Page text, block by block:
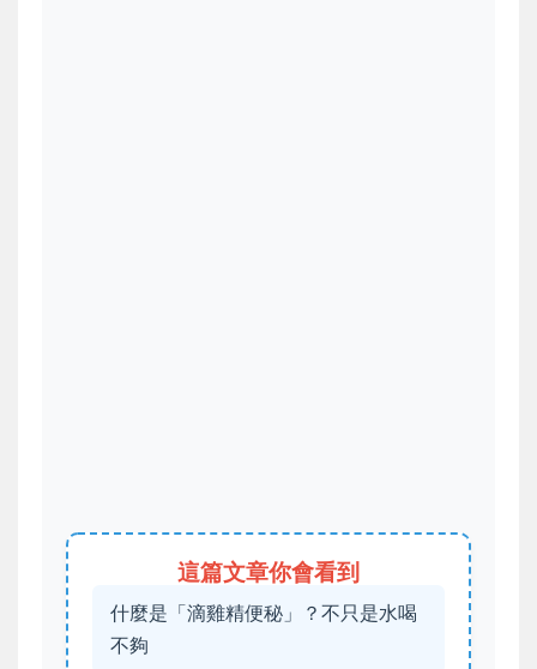
這篇文章你會看到
什麼是「滴雞精便秘」？不只是水喝
不夠